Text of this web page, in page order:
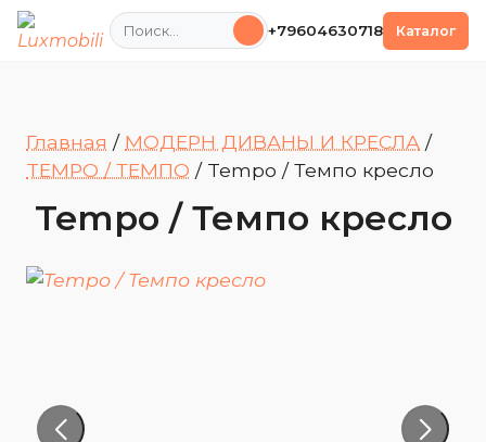
Поиск +79604630718 Каталог
Главная / МОДЕРН ДИВАНЫ И КРЕСЛА /
TEMPO / ТЕМПО / Tempo / Темпо кресло
Tempo / Темпо кресло